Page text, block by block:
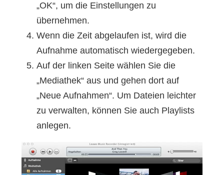
„OK“, um die Einstellungen zu
übernehmen.
Wenn die Zeit abgelaufen ist, wird die
Aufnahme automatisch wiedergegeben.
Auf der linken Seite wählen Sie die
„Mediathek“ aus und gehen dort auf
„Neue Aufnahmen“. Um Dateien leichter
zu verwalten, können Sie auch Playlists
anlegen.